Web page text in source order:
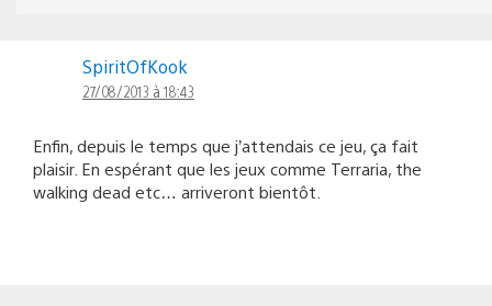
SpiritOfKook
27/08/2013 à 18:43
Enfin, depuis le temps que j’attendais ce jeu, ça fait
plaisir. En espérant que les jeux comme Terraria, the
walking dead etc… arriveront bientôt.